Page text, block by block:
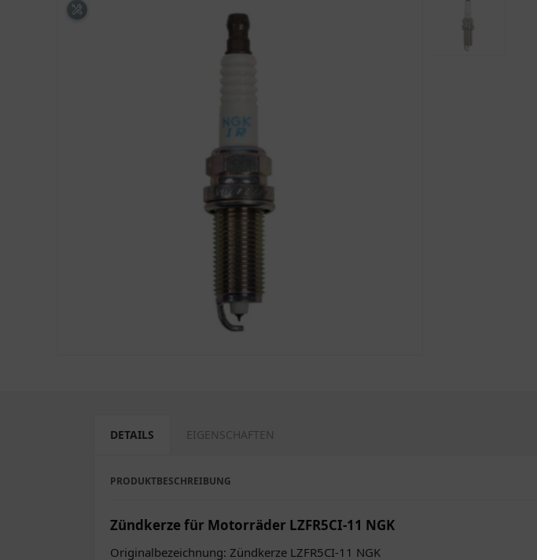
DETAILS EIGENSCHAFTEN
PRODUKTBESCHREIBUNG
Zündkerze für Motorräder LZFR5CI-11 NGK
Originalbezeichnung: Zündkerze LZFR5CI-11 NGK